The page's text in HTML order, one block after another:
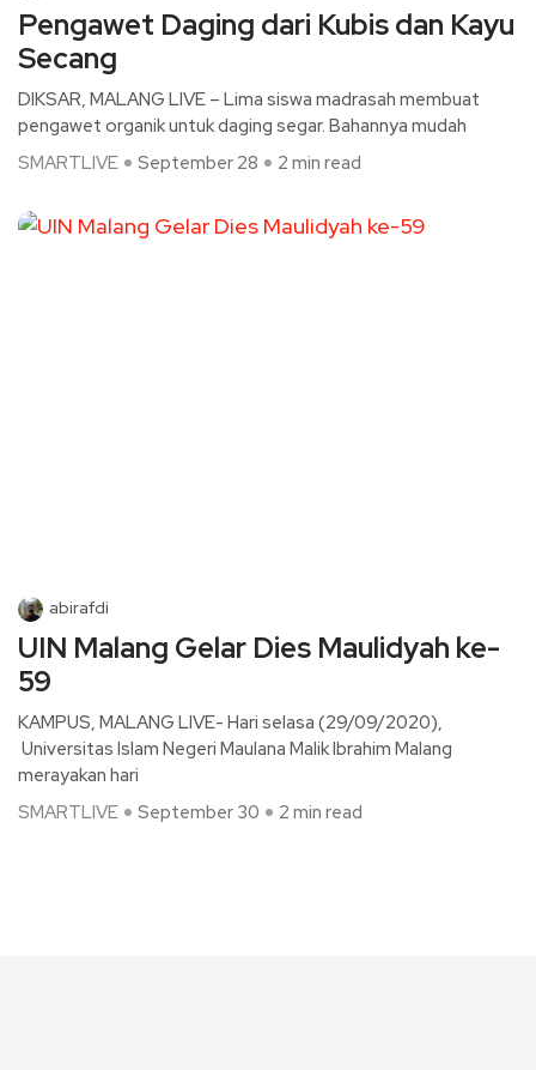
Pengawet Daging dari Kubis dan Kayu
Secang
DIKSAR, MALANG LIVE – Lima siswa madrasah membuat
pengawet organik untuk daging segar. Bahannya mudah
SMARTLIVE
September 28 2 min read
abirafdi
UIN Malang Gelar Dies Maulidyah ke-
59
KAMPUS, MALANG LIVE- Hari selasa (29/09/2020),
Universitas Islam Negeri Maulana Malik Ibrahim Malang
merayakan hari
SMARTLIVE
September 30 2 min read